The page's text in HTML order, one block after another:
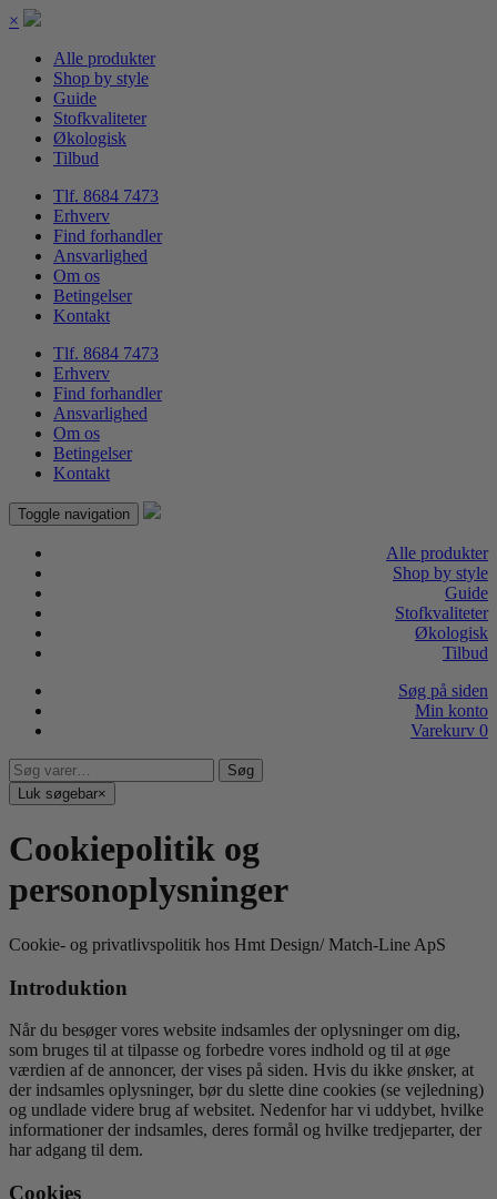
×
Alle produkter
Shop by style
Guide
Stofkvaliteter
Økologisk
Tilbud
Tlf. 8684 7473
Erhverv
Find forhandler
Ansvarlighed
Om os
Betingelser
Kontakt
Tlf. 8684 7473
Erhverv
Find forhandler
Ansvarlighed
Om os
Betingelser
Kontakt
Toggle navigation
Alle produkter
Shop by style
Guide
Stofkvaliteter
Økologisk
Tilbud
Søg på siden
Min konto
Varekurv 0
Søg
efter:
Søg
Luk søgebar×
Cookiepolitik og
personoplysninger
Cookie- og privatlivspolitik hos Hmt Design/ Match-Line ApS
Introduktion
Når du besøger vores website indsamles der oplysninger om dig,
som bruges til at tilpasse og forbedre vores indhold og til at øge
værdien af de annoncer, der vises på siden. Hvis du ikke ønsker, at
der indsamles oplysninger, bør du slette dine cookies (se vejledning)
og undlade videre brug af websitet. Nedenfor har vi uddybet, hvilke
informationer der indsamles, deres formål og hvilke tredjeparter, der
har adgang til dem.
Cookies